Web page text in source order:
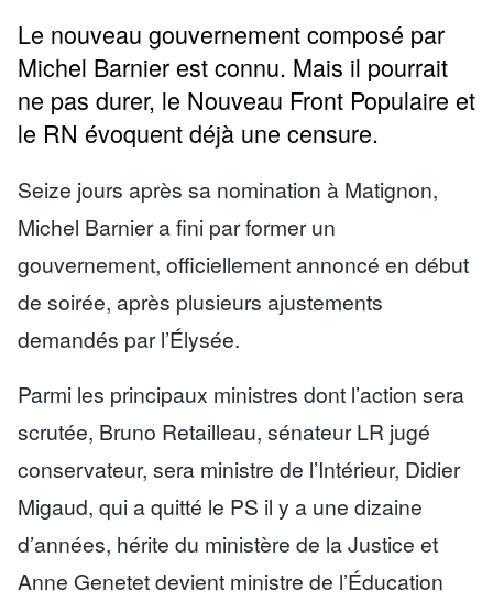
Le nouveau gouvernement composé par
Michel Barnier est connu. Mais il pourrait
ne pas durer, le Nouveau Front Populaire et
le RN évoquent déjà une censure.
Seize jours après sa nomination à Matignon,
Michel Barnier a fini par former un
gouvernement, officiellement annoncé en début
de soirée, après plusieurs ajustements
demandés par l’Élysée.
Parmi les principaux ministres dont l’action sera
scrutée, Bruno Retailleau, sénateur LR jugé
conservateur, sera ministre de l’Intérieur, Didier
Migaud, qui a quitté le PS il y a une dizaine
d’années, hérite du ministère de la Justice et
Anne Genetet devient ministre de l’Éducation